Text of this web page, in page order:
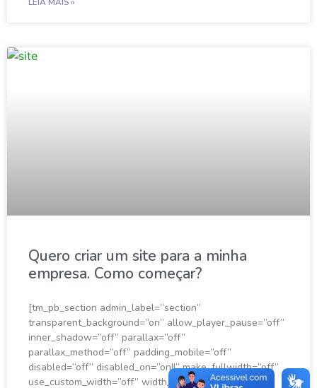
Quero criar um site para a minha
empresa. Como começar?
[tm_pb_section admin_label=”section”
transparent_background=”on” allow_player_pause=”off”
inner_shadow=”off” parallax=”off”
parallax_method=”off” padding_mobile=”off”
disabled=”off” disabled_on=”on||” make_fullwidth=”off”
use_custom_width=”off” width_unit=”on”